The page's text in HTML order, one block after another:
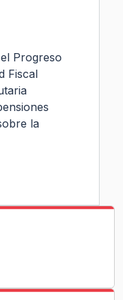
Progreso
Fiscal
la